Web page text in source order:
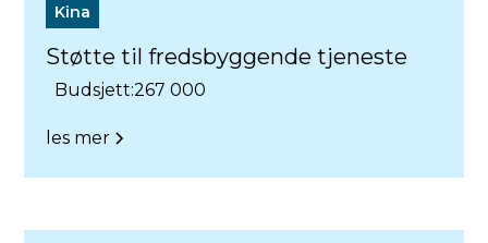
Kina
Støtte til fredsbyggende tjeneste
Budsjett:267 000
les mer